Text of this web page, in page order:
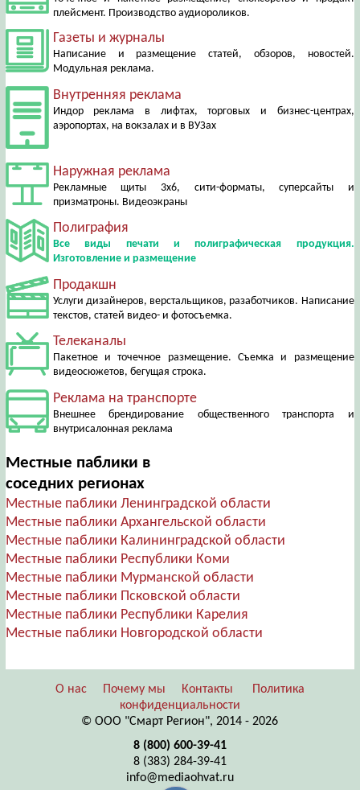
плейсмент. Производство аудиороликов.
Газеты и журналы
Написание и размещение статей, обзоров, новостей.
Модульная реклама.
Внутренняя реклама
Индор реклама в лифтах, торговых и бизнес-центрах,
аэропортах, на вокзалах и в ВУЗах
Наружная реклама
Рекламные щиты 3х6, сити-форматы, суперсайты и
призматроны. Видеоэкраны
Полиграфия
Все виды печати и полиграфическая продукция.
Изготовление и размещение
Продакшн
Услуги дизайнеров, верстальщиков, разаботчиков. Написание
текстов, статей видео- и фотосъемка.
Телеканалы
Пакетное и точечное размещение. Съемка и размещение
видеосюжетов, бегущая строка.
Реклама на транспорте
Внешнее брендирование общественного транспорта и
внутрисалонная реклама
Местные паблики в
соседних регионах
Местные паблики Ленинградской области
Местные паблики Архангельской области
Местные паблики Калининградской области
Местные паблики Республики Коми
Местные паблики Мурманской области
Местные паблики Псковской области
Местные паблики Республики Карелия
Местные паблики Новгородской области
О нас Почему мы Контакты
Политика
конфиденциальности
© ООО "Смарт Регион", 2014 - 2026
8 (800) 600-39-41
8 (383) 284-39-41
info@mediaohvat.ru